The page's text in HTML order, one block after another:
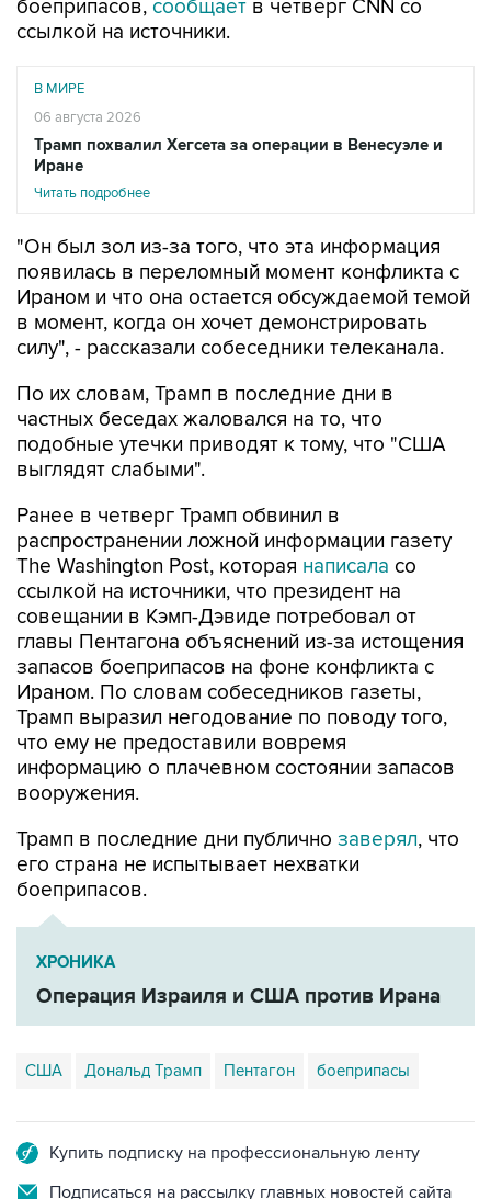
В МИРЕ
Трамп похвалил Хегсета за операции в Венесуэле и
Иране
Читать подробнее
"Он был зол из-за того, что эта информация
Ираном и что она остается обсуждаемой темой
в момент, когда он хочет демонстрировать
силу", - рассказали собеседники телеканала.
По их словам, Трамп в последние дни в
подобные утечки приводят к тому, что "США
выглядят слабыми".
Ранее в четверг Трамп обвинил в
The Washington Post, котораянаписала
ссылкой на источники, что президент на
совещании в Кэмп-Дэвиде потребовал от
главы Пентагона объяснений из-за истощения
запасов боеприпасов на фоне конфликта с
Ираном. По словам собеседников газеты,
Трамп выразил негодование по поводу того,
что ему не предоставили вовремя
информацию о плачевном состоянии запасов
вооружения.
Трамп в последние дни публично
боеприпасов.
ХРОНИКА
Операция Израиля и США против Ирана
США Дональд Трамп Пентагон боеприпасы
Подписаться на рассылку главных новостей сайта
Получать оперативные новости в официальном